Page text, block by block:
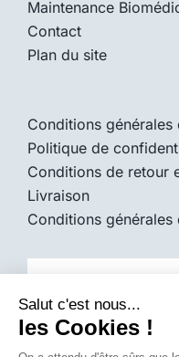
Maintenance
Contact
Plan du site
Conditions générales
Politique de
Conditions de retour
Livraison
Conditions générales